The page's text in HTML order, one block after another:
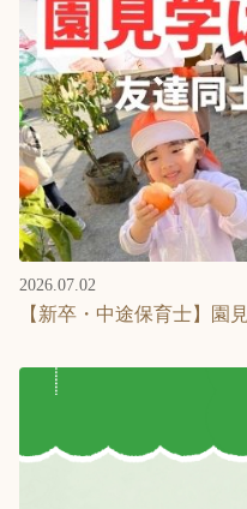
2026.07.02
【新卒・中途保育士】園